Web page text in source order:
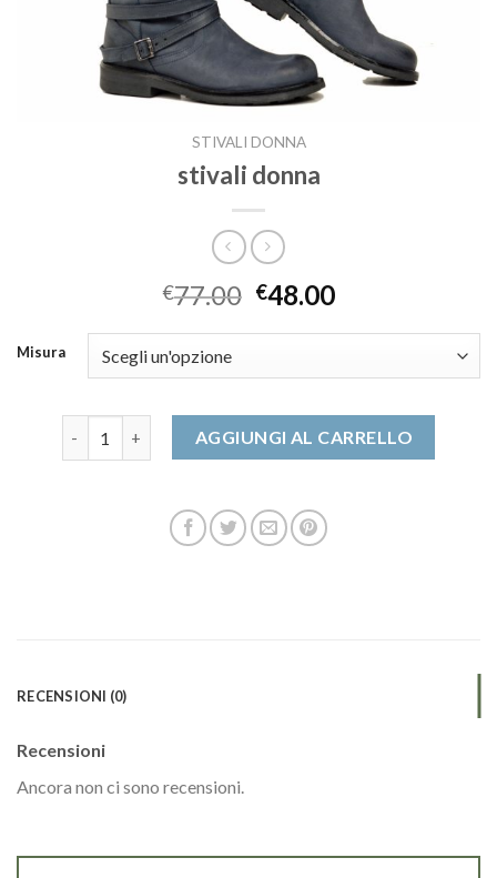
STIVALI DONNA
stivali donna
€77.00 €48.00
Misura
stivali donna quantitàAGGIUNGI AL CARRELLO
RECENSIONI (0)
Recensioni
Ancora non ci sono recensioni.